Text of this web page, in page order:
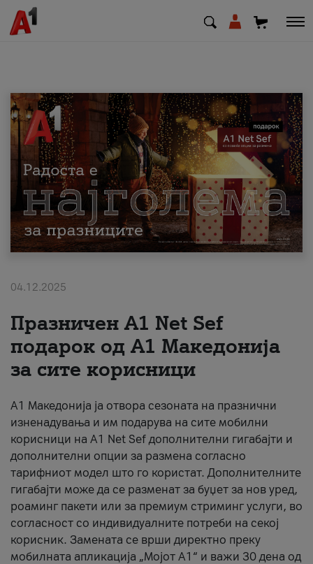
МК EN SQ
Приватни Деловни
Поддршка
Надополни кредит
За нас
#ПодобарОнлајн
04.12.2025
Празничен A1 Net Sеf
подарок од А1 Македонија
за сите корисници
А1 Македонија ја отвора сезоната на празнични
изненадувања и им подарува на сите мобилни
корисници на A1 Net Sef дополнителни гигабајти и
дополнителни опции за размена согласно
тарифниот модел што го користат. Дополнителните
гигабајти може да се разменат за буџет за нов уред,
роаминг пакети или за премиум стриминг услуги, во
согласност со индивидуалните потреби на секој
корисник. Замената се врши директно преку
мобилната апликација „Мојот А1“ и важи 30 дена од